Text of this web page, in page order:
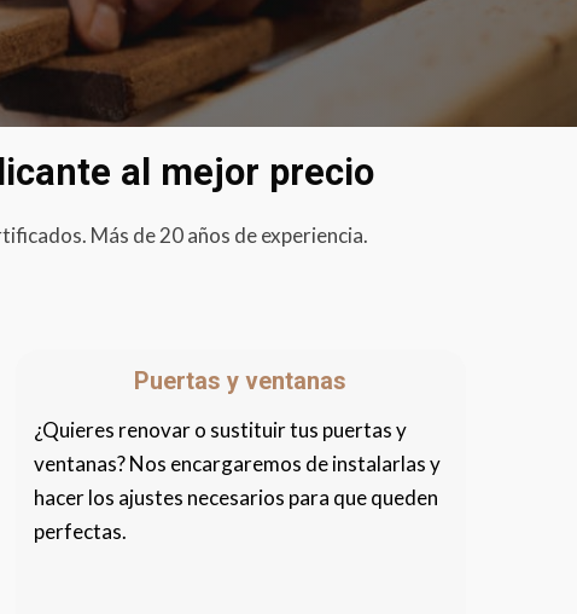
al mejor precio
Más de 20 años de experiencia.
Puertas y ventanas
¿Quieres renovar o sustituir tus puertas y
ventanas? Nos encargaremos de instalarlas y
hacer los ajustes necesarios para que queden
perfectas.